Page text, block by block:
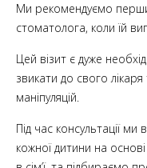
Ми рекомендуємо
стоматолога, коли їй
Цей візит є дуже
звикати до свого
маніпуляцій.
Під час консультації ми
кожної дитини на основі